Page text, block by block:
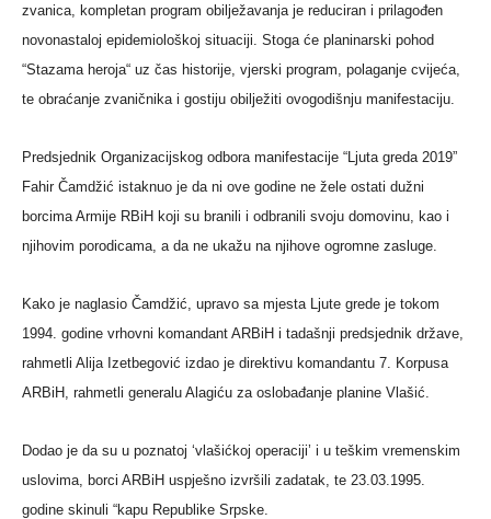
zvanica, kompletan program obilježavanja je reduciran i prilagođen
novonastaloj epidemiološkoj situaciji. Stoga će planinarski pohod
“Stazama heroja“ uz čas historije, vjerski program, polaganje cvijeća,
te obraćanje zvaničnika i gostiju obilježiti ovogodišnju manifestaciju.
Predsjednik Organizacijskog odbora manifestacije “Ljuta greda 2019”
Fahir Čamdžić istaknuo je da ni ove godine ne žele ostati dužni
borcima Armije RBiH koji su branili i odbranili svoju domovinu, kao i
njihovim porodicama, a da ne ukažu na njihove ogromne zasluge.
Kako je naglasio Čamdžić, upravo sa mjesta Ljute grede je tokom
1994. godine vrhovni komandant ARBiH i tadašnji predsjednik države,
rahmetli Alija Izetbegović izdao je direktivu komandantu 7. Korpusa
ARBiH, rahmetli generalu Alagiću za oslobađanje planine Vlašić.
Dodao je da su u poznatoj ‘vlašićkoj operaciji’ i u teškim vremenskim
uslovima, borci ARBiH uspješno izvršili zadatak, te 23.03.1995.
godine skinuli “kapu Republike Srpske.